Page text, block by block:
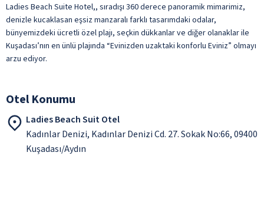
Ladies Beach Suite Hotel,, sıradışı 360 derece panoramik mimarimiz,
denizle kucaklasan eşsiz manzaralı farklı tasarımdaki odalar,
bünyemizdeki ücretli özel plajı, seçkin dükkanlar ve diğer olanaklar ile
Kuşadası’nın en ünlü plajında “Evinizden uzaktaki konforlu Eviniz” olmayı
arzu ediyor.
Otel Konumu
Ladies Beach Suit Otel
Kadınlar Denizi, Kadınlar Denizi Cd. 27. Sokak No:66, 09400
Kuşadası/Aydın